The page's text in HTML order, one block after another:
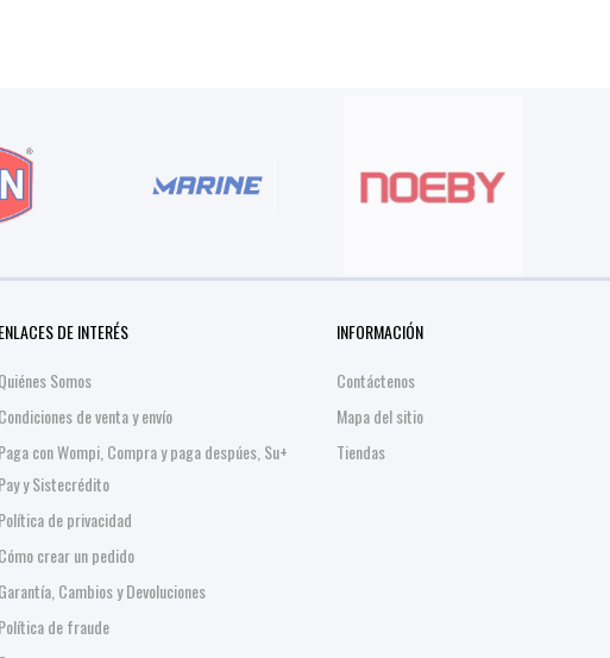
ENLACES DE INTERÉS
Quiénes Somos
Condiciones de venta y envío
Paga con Wompi, Compra y paga despúes, Su+
Pay y Sistecrédito
Política de privacidad
Cómo crear un pedido
Garantía, Cambios y Devoluciones
Política de fraude
INFORMACIÓN
Contáctenos
Mapa del sitio
Tiendas